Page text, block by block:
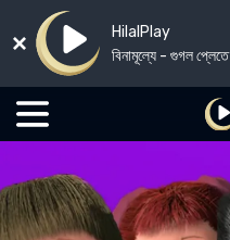
HilalPlay
বিনামূল্যে - গুগল প্লেতে